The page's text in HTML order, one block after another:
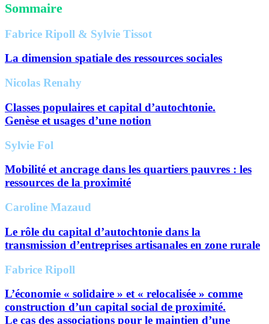
Sommaire
Fabrice Ripoll & Sylvie Tissot
La dimension spatiale des ressources sociales
Nicolas Renahy
Classes populaires et capital d’autochtonie.
Genèse et usages d’une notion
Sylvie Fol
Mobilité et ancrage dans les quartiers pauvres : les
ressources de la proximité
Caroline Mazaud
Le rôle du capital d’autochtonie dans la
transmission d’entreprises artisanales en zone rurale
Fabrice Ripoll
L’économie « solidaire » et « relocalisée » comme
construction d’un capital social de proximité.
Le cas des associations pour le maintien d’une